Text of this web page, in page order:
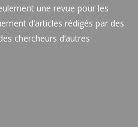
une revue pour les
d’articles rédigés par des
chercheurs d’autres